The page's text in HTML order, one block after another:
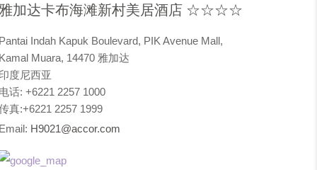
加达卡布海滩新村美居酒店 ☆☆☆☆
Indah Kapuk Boulevard, PIK Avenue Mall,
Muara, 14470 雅加达
度尼西亚
话: +6221 2257 1000
真:+6221 2257 1999
H9021@accor.com